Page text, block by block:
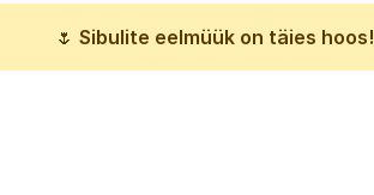
🌷 Sibulite eelmüük on täies hoos!